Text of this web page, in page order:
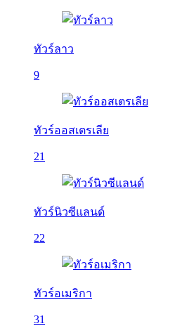
ทัวร์ลาว
9
ทัวร์ออสเตรเลีย
21
ทัวร์นิวซีแลนด์
22
ทัวร์อเมริกา
31